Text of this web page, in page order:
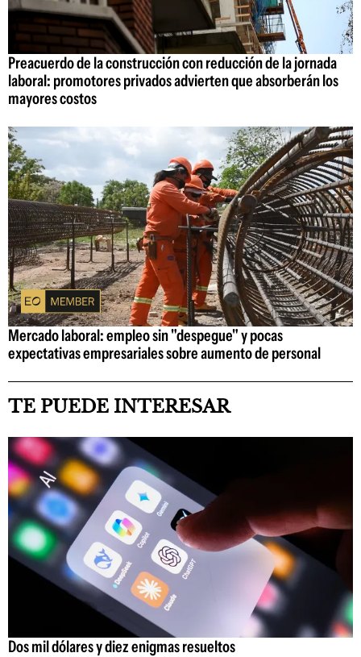
Preacuerdo de la construcción con reducción de la jornada
laboral: promotores privados advierten que absorberán los
mayores costos
Mercado laboral: empleo sin "despegue" y pocas
expectativas empresariales sobre aumento de personal
TE PUEDE INTERESAR
Dos mil dólares y diez enigmas resueltos